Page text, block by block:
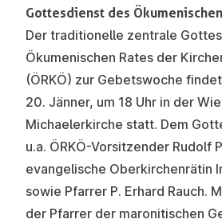
Gottesdienst des
Der traditionelle zentrale
Ökumenischen Rates der
(ÖRKÖ) zur Gebetswoche
20. Jänner, um 18 Uhr in der
Michaelerkirche statt. Dem
u.a. ÖRKÖ-Vorsitzender Rudolf
evangelische Oberkirchenrätin
sowie Pfarrer P. Erhard Rauch.
der Pfarrer der maronitischen